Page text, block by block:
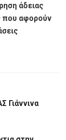
άδειας
που αφορούν
Γιάννινα